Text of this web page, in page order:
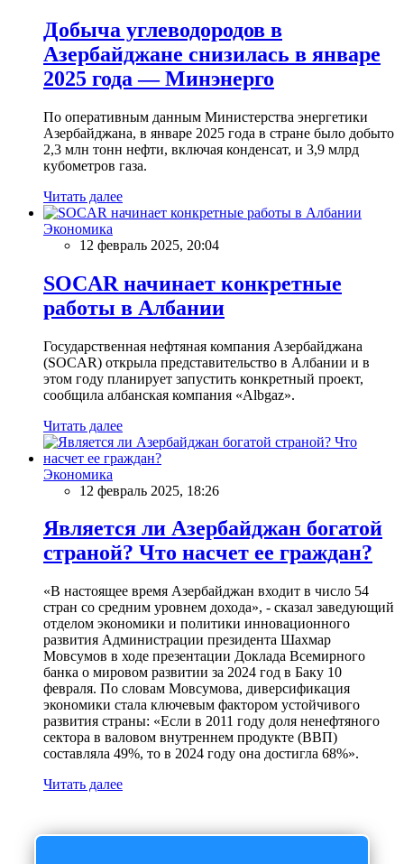
Добыча углеводородов в
Азербайджане снизилась в январе
2025 года — Минэнерго
По оперативным данным Министерства энергетики
Азербайджана, в январе 2025 года в стране было добыто
2,3 млн тонн нефти, включая конденсат, и 3,9 млрд
кубометров газа.
Читать далее
Экономика
12 февраль 2025, 20:04
SOCAR начинает конкретные
работы в Албании
Государственная нефтяная компания Азербайджана
(SOCAR) открыла представительство в Албании и в
этом году планирует запустить конкретный проект,
сообщила албанская компания «Albgaz».
Читать далее
Экономика
12 февраль 2025, 18:26
Является ли Азербайджан богатой
страной? Что насчет ее граждан?
«В настоящее время Азербайджан входит в число 54
стран со средним уровнем дохода», - сказал заведующий
отделом экономики и политики инновационного
развития Администрации президента Шахмар
Мовсумов в ходе презентации Доклада Всемирного
банка о мировом развитии за 2024 год в Баку 10
февраля. По словам Мовсумова, диверсификация
экономики стала ключевым фактором устойчивого
развития страны: «Если в 2011 году доля ненефтяного
сектора в валовом внутреннем продукте (ВВП)
составляла 49%, то в 2024 году она достигла 68%».
Читать далее